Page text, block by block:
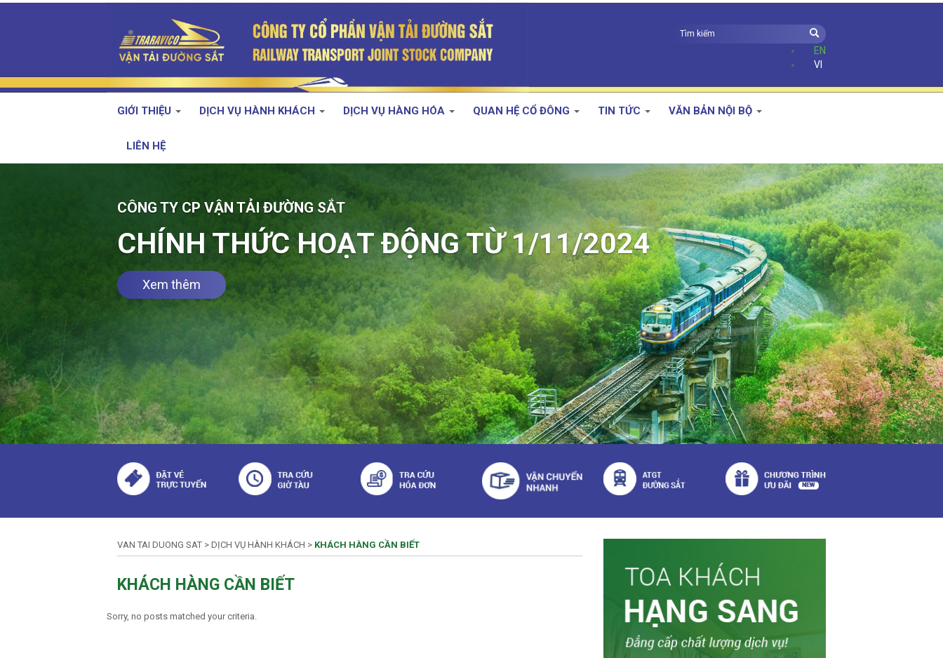
EN
VI
GIỚI THIỆU DỊCH VỤ HÀNH KHÁCH DỊCH VỤ HÀNG HÓA QUAN HỆ CỔ ĐÔNG TIN TỨC VĂN BẢN NỘI BỘ
LIÊN HỆ
TẢI ĐƯỜNG SẮT
HOẠT ĐỘNG TỪ 1/11/2024
Xem thêm
VAN TAI DUONG SAT > DỊCH VỤ HÀNH KHÁCH > KHÁCH HÀNG CẦN BIẾT
KHÁCH HÀNG CẦN BIẾT
Sorry, no posts matched your criteria.